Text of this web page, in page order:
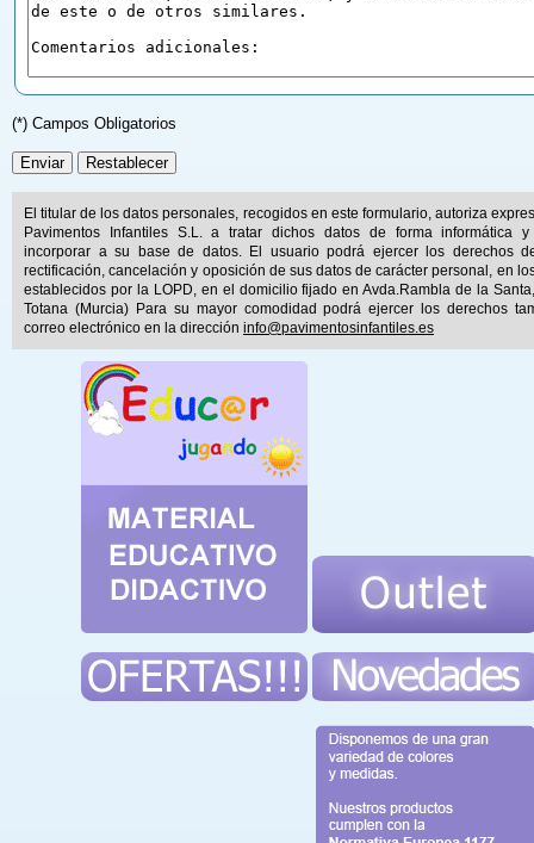
(*) Campos Obligatorios
El titular de los datos personales, recogidos en este formulario, autoriza
Pavimentos Infantiles S.L. a tratar dichos datos de forma informática y
incorporar a su base de datos. El usuario podrá ejercer los derechos
rectificación, cancelación y oposición de sus datos de carácter personal, en
establecidos por la LOPD, en el domicilio fijado en Avda.Rambla de la
Totana (Murcia) Para su mayor comodidad podrá ejercer los derechos
correo electrónico en la dirección info@pavimentosinfantiles.es